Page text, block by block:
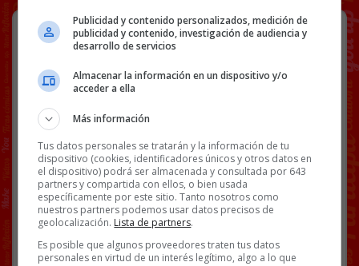
Pues así están las cosas entre
España e Israel…
El reconocimiento del Estado palestino es
una cuestión de derechos humanos y
Publicidad y contenido personalizados, medición de
publicidad y contenido, investigación de audiencia y
desarrollo de servicios
Almacenar la información en un dispositivo y/o
acceder a ella
Más información
Tus datos personales se tratarán y la información de tu
dispositivo (cookies, identificadores únicos y otros datos en
el dispositivo) podrá ser almacenada y consultada por 643
partners y compartida con ellos, o bien usada
específicamente por este sitio. Tanto nosotros como
nuestros partners podemos usar datos precisos de
geolocalización. Lista de partners.
Es posible que algunos proveedores traten tus datos
personales en virtud de un interés legítimo, algo a lo que